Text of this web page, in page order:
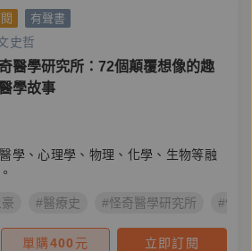
有聲書
史哲
醫學研究所：72個顛覆想像的趣
學故事
學、心理學、物理、化學、生物等融
#醫療史 #怪奇醫學研究所 #怪
單購400 元 立即訂閱